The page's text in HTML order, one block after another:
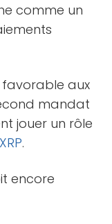
comme un
favorable aux
mandat
jouer un rôle
XRP.
encore